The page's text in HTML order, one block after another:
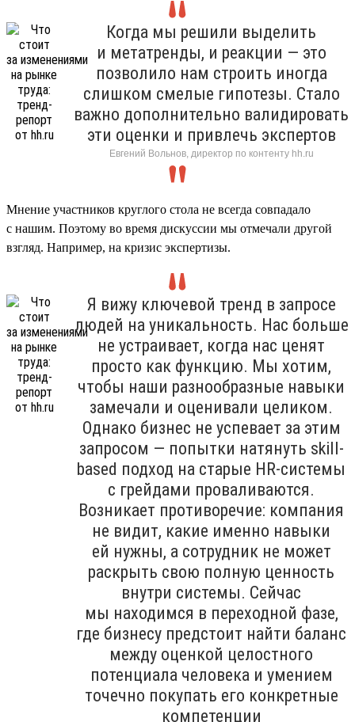
Когда мы решили выделить
и метатренды, и реакции — это
позволило нам строить иногда
слишком смелые гипотезы. Стало
важно дополнительно валидировать
эти оценки и привлечь экспертов
Евгений Вольнов, директор по контенту hh.ru
Мнение участников круглого стола не всегда совпадало
с нашим. Поэтому во время дискуссии мы отмечали другой
взгляд. Например, на кризис экспертизы.
Я вижу ключевой тренд в запросе
людей на уникальность. Нас больше
не устраивает, когда нас ценят
просто как функцию. Мы хотим,
чтобы наши разнообразные навыки
замечали и оценивали целиком.
Однако бизнес не успевает за этим
запросом — попытки натянуть skill-
based подход на старые HR-системы
с грейдами проваливаются.
Возникает противоречие: компания
не видит, какие именно навыки
ей нужны, а сотрудник не может
раскрыть свою полную ценность
внутри системы. Сейчас
мы находимся в переходной фазе,
где бизнесу предстоит найти баланс
между оценкой целостного
потенциала человека и умением
точечно покупать его конкретные
компетенции